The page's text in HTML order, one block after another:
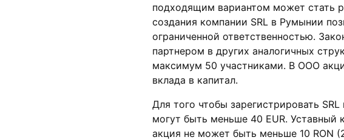
подходящим вариантом может стать
создания компании SRL в Румынии
ограниченной ответственностью.
партнером в других аналогичных
максимум 50 участниками. В ООО
вклада в капитал.
Для того чтобы зарегистрировать
могут быть меньше 40 EUR. Уставный
акция не может быть меньше 10 RON